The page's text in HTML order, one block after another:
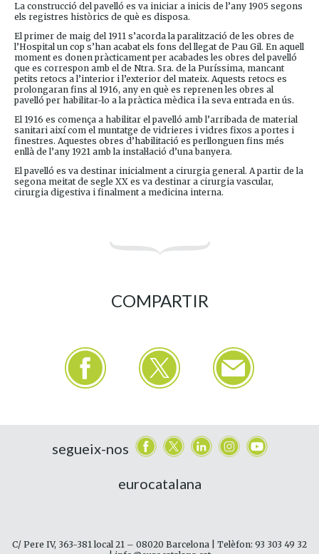
La construcció del pavelló es va iniciar a inicis de l’any 1905 segons
els registres històrics de què es disposa.
El primer de maig del 1911 s’acorda la paralització de les obres de
l’Hospital un cop s’han acabat els fons del llegat de Pau Gil. En aquell
moment es donen pràcticament per acabades les obres del pavelló
que es correspon amb el de Ntra. Sra. de la Puríssima, mancant
petits retocs a l’interior i l’exterior del mateix. Aquests retocs es
prolongaran fins al 1916, any en què es reprenen les obres al
pavelló per habilitar-lo a la pràctica mèdica i la seva entrada en ús.
El 1916 es comença a habilitar el pavelló amb l’arribada de material
sanitari així com el muntatge de vidrieres i vidres fixos a portes i
finestres. Aquestes obres d’habilitació es perllonguen fins més
enllà de l’any 1921 amb la instal·lació d’una banyera.
El pavelló es va destinar inicialment a cirurgia general. A partir de la
segona meitat de segle XX es va destinar a cirurgia vascular,
cirurgia digestiva i finalment a medicina interna.
COMPARTIR
segueix-nos
eurocatalana
C/ Pere IV, 363-381 local 21 – 08020 Barcelona | Telèfon: 93 303 49 32